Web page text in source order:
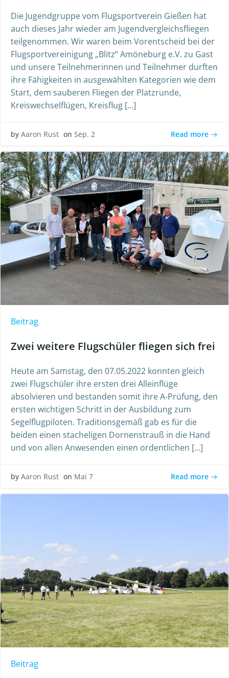
Die Jugendgruppe vom Flugsportverein Gießen hat
auch dieses Jahr wieder am Jugendvergleichsfliegen
teilgenommen. Wir waren beim Vorentscheid bei der
Flugsportvereinigung „Blitz“ Amöneburg e.V. zu Gast
und unsere Teilnehmerinnen und Teilnehmer durften
ihre Fähigkeiten in ausgewählten Kategorien wie dem
Start, dem sauberen Fliegen der Platzrunde,
Kreiswechselflügen, Kreisflug […]
by Aaron Rust on Sep. 2 Read more
Beitrag
Zwei weitere Flugschüler fliegen sich frei
Heute am Samstag, den 07.05.2022 konnten gleich
zwei Flugschüler ihre ersten drei Alleinflüge
absolvieren und bestanden somit ihre A-Prüfung, den
ersten wichtigen Schritt in der Ausbildung zum
Segelflugpiloten. Traditionsgemäß gab es für die
beiden einen stacheligen Dornenstrauß in die Hand
und von allen Anwesenden einen ordentlichen […]
by Aaron Rust on Mai 7 Read more
Beitrag